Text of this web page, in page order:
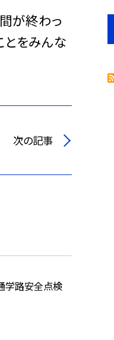
が終わっ
とをみんな
次の記事
学路安全点検